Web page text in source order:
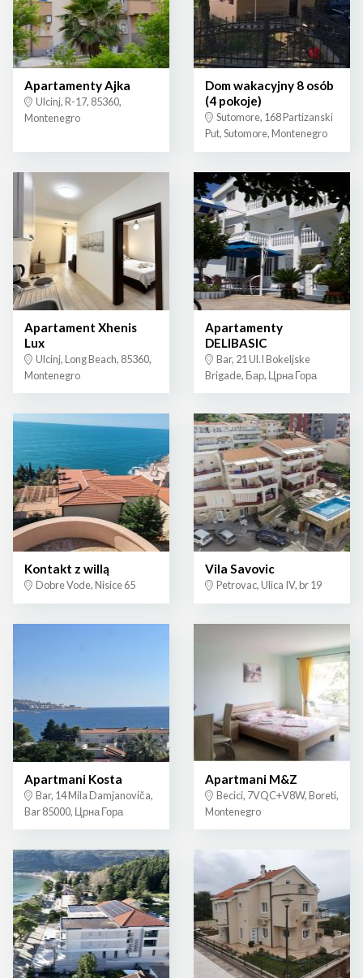
Apartamenty Ajka
Ulcinj, R-17, 85360,
Montenegro
Dom wakacyjny 8 osób
(4 pokoje)
Sutomore, 168 Partizanski
Put, Sutomore, Montenegro
Apartament Xhenis
Lux
Ulcinj, Long Beach, 85360,
Montenegro
Apartamenty
DELIBASIC
Bar, 21 Ul.I Bokeljske
Brigade, Бар, Црна Гора
Kontakt z willą
Dobre Vode, Nisice 65
Vila Savovic
Petrovac, Ulica IV, br 19
Apartmani Kosta
Bar, 14 Mila Damjanoviča,
Bar 85000, Црна Гора
Apartmani M&Z
Becici, 7VQC+V8W, Boreti,
Montenegro